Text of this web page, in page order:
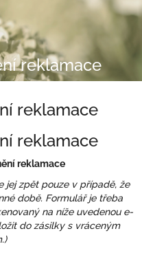
reklamace
reklamace
reklamace
reklamace
jej zpět pouze v případě, že
době. Formulář je třeba
na níže uvedenou e-
do zásilky s vráceným